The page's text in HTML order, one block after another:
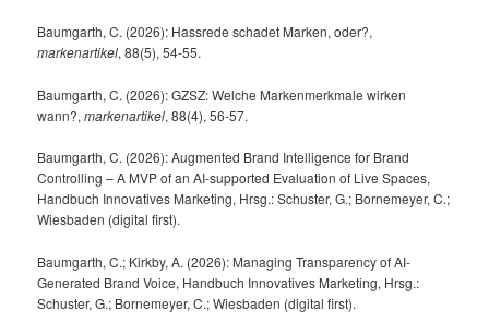
Baumgarth, C. (2026): Hassrede schadet Marken, oder?,
markenartikel, 88(5), 54-55.
Baumgarth, C. (2026): GZSZ: Welche Markenmerkmale wirken
wann?,markenartikel, 88(4), 56-57.
Baumgarth, C. (2026): Augmented Brand Intelligence for Brand
Controlling – A MVP of an AI-supported Evaluation of Live Spaces,
Handbuch Innovatives Marketing, Hrsg.: Schuster, G.; Bornemeyer, C.;
Wiesbaden (digital first).
Baumgarth, C.; Kirkby, A. (2026): Managing Transparency of AI-
Generated Brand Voice, Handbuch Innovatives Marketing, Hrsg.:
Schuster, G.; Bornemeyer, C.; Wiesbaden (digital first).